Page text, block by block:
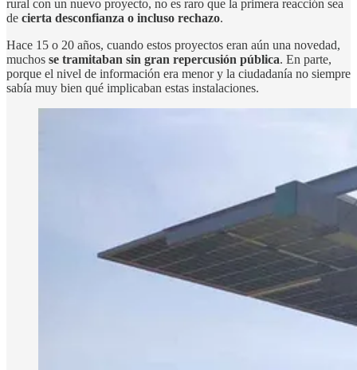
rural con un nuevo proyecto, no es raro que la primera reacción sea
de cierta desconfianza o incluso rechazo.
Hace 15 o 20 años, cuando estos proyectos eran aún una novedad,
muchos se tramitaban sin gran repercusión pública. En parte,
porque el nivel de información era menor y la ciudadanía no siempre
sabía muy bien qué implicaban estas instalaciones.